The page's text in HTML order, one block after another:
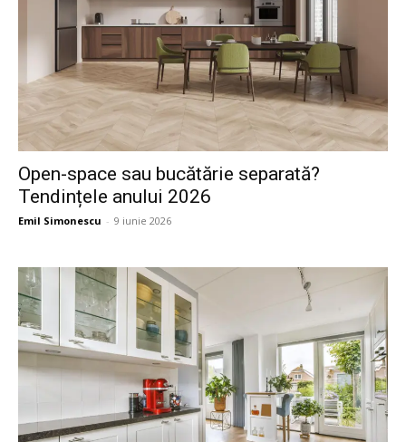
Open-space sau bucătărie separată?
Tendințele anului 2026
Emil Simonescu - 9 iunie 2026